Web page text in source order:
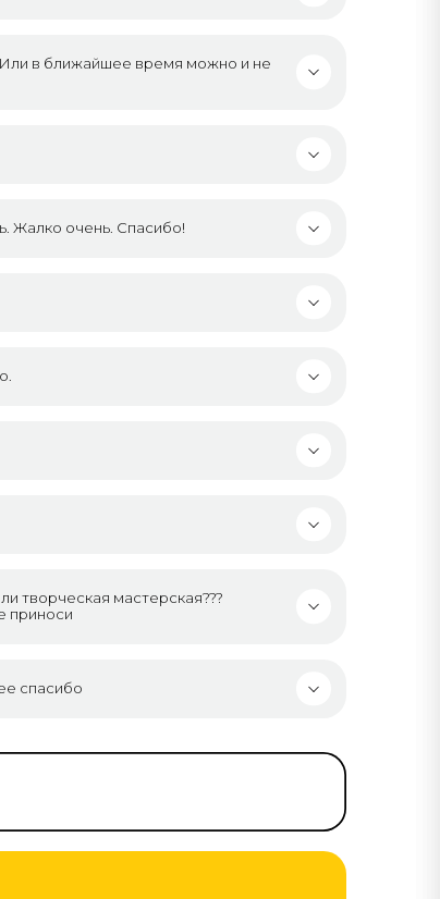
Или в ближайшее время можно и не
Жалко очень. Спасибо!
творческая мастерская???
приноси
спасибо